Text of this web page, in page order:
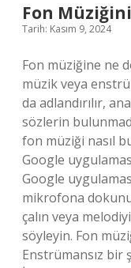
Fon
Tarih: Kasım 9, 2024
Fon müziğine ne
müzik veya
da adlandırılır,
sözlerin
fon müziği nasıl
Google
Google
mikrofona
çalın veya melodiyi
söyleyin. Fon
Enstrümansız bir